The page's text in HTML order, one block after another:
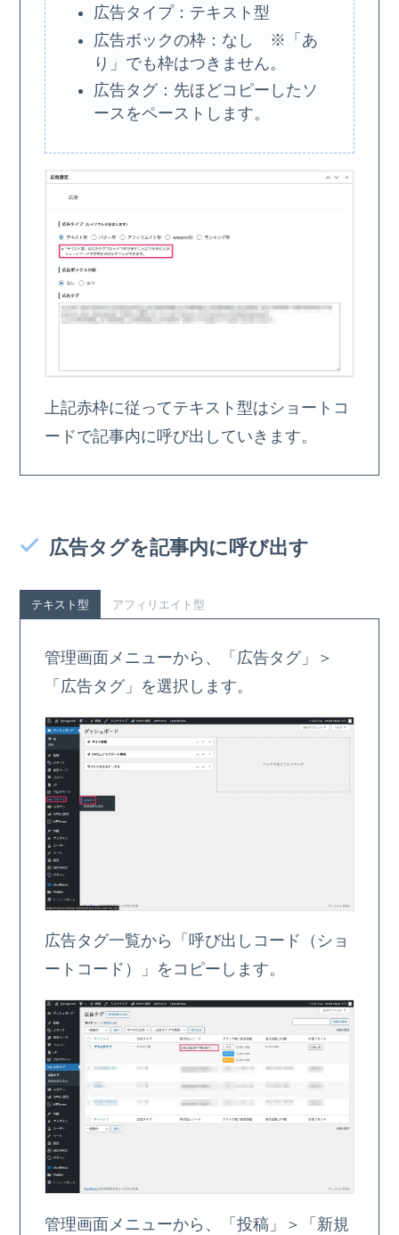
広告タイプ：テキスト型
広告ボックの枠：なし ※「あ
り」でも枠はつきません。
広告タグ：先ほどコピーしたソ
ースをペーストします。
上記赤枠に従ってテキスト型はショートコ
ードで記事内に呼び出していきます。
広告タグを記事内に呼び出す
テキスト型 アフィリエイト型
管理画面メニューから、「広告タグ」＞
「広告タグ」を選択します。
広告タグ一覧から「呼び出しコード（ショ
ートコード）」をコピーします。
管理画面メニューから、「投稿」＞「新規